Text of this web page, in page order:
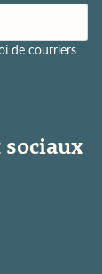
de courriers
sociaux